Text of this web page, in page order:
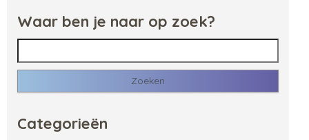
Waar ben je naar op zoek?
Zoeken naar:
Categorieën